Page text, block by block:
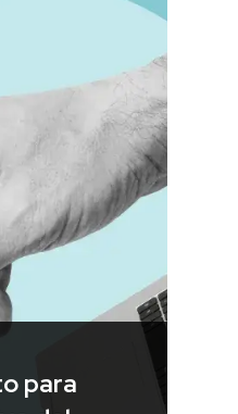
para